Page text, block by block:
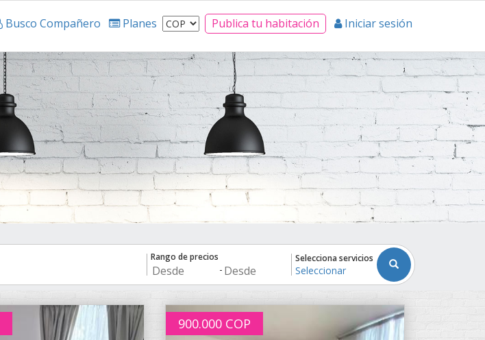
Busco Compañero Planes Publica tu habitación Iniciar sesión
Rango de precios
-
Selecciona servicios
Seleccionar
900.000 COP